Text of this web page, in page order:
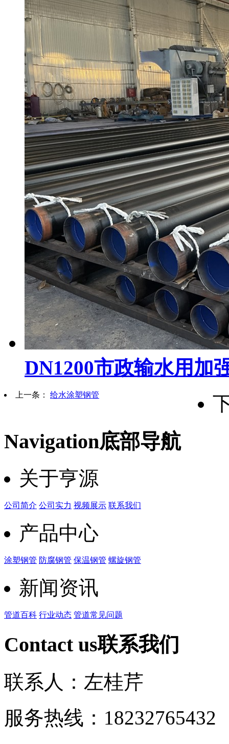
DN1200市政输水用加
上一条： 给水涂塑钢管
Navigation底部导航
关于亨源
公司简介 公司实力 视频展示 联系我们
产品中心
涂塑钢管 防腐钢管 保温钢管 螺旋钢管
新闻资讯
管道百科 行业动态 管道常见问题
Contact us联系我们
联系人：左桂芹
服务热线：18232765432